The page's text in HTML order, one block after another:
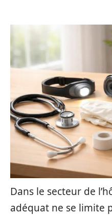
Dans le secteur de
adéquat ne se limite